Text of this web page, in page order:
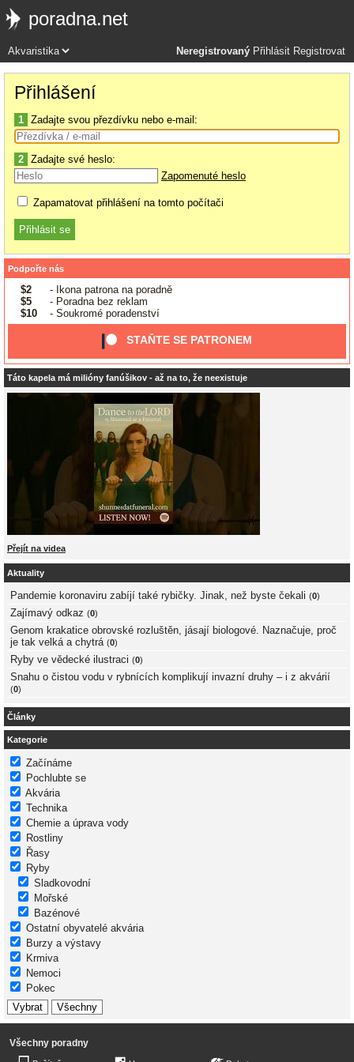
poradna.net
Neregistrovaný Přihlásit Registrovat
Přihlášení
1 Zadajte svou přezdívku nebo e-mail:
2 Zadajte své heslo:
Zapomenuté heslo
Zapamatovat přihlášení na tomto počítači
Podpořte nás
$2
- Ikona patrona na poradně
$5
- Poradna bez reklam
$10
- Soukromé poradenství
STAŇTE SE PATRONEM
Táto kapela má milióny fanúšikov - až na to, že neexistuje
Přejít na videa
Aktuality
Pandemie koronaviru zabíjí také rybičky. Jinak, než byste čekali (0)
Zajímavý odkaz (0)
Genom krakatice obrovské rozluštěn, jásají biologové. Naznačuje, proč
je tak velká a chytrá (0)
Ryby ve vědecké ilustraci (0)
Snahu o čistou vodu v rybnících komplikují invazní druhy – i z akvárií
(0)
Články
Kategorie
Začínáme
Pochlubte se
Akvária
Technika
Chemie a úprava vody
Rostliny
Řasy
Ryby
Sladkovodní
Mořské
Bazénové
Ostatní obyvatelé akvária
Burzy a výstavy
Krmiva
Nemoci
Pokec
Všechny poradny